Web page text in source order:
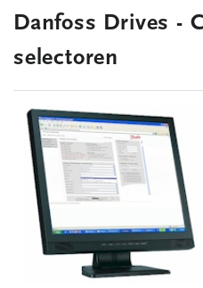
Danfoss Drives -
selectoren